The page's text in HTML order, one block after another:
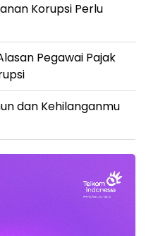
Korupsi Perlu
Pegawai Pajak
dan Kehilanganmu